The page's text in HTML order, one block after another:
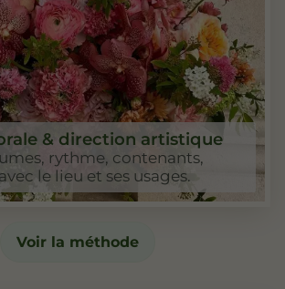
& direction artistique
rythme, contenants,
le lieu et ses usages.
Voir la méthode